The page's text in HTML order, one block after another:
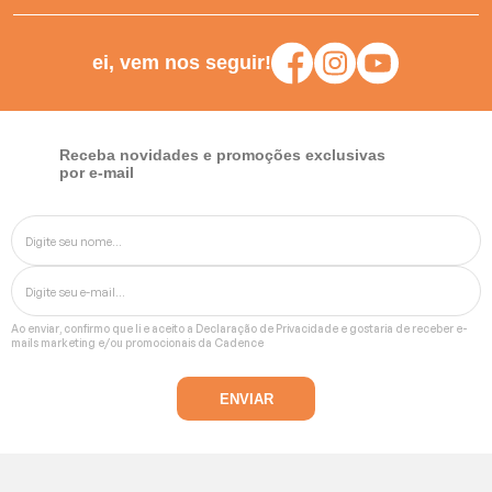
ei, vem nos seguir!
Receba novidades e promoções exclusivas
por e-mail
Ao enviar, confirmo que li e aceito a Declaração de Privacidade e gostaria de receber e-
mails marketing e/ou promocionais da Cadence